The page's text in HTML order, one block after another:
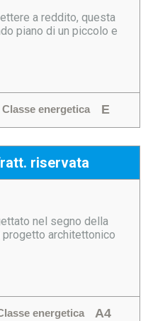
a reddito, questa
piano di un piccolo e
Classe energetica E
riservata
nel segno della
architettonico
energetica A4